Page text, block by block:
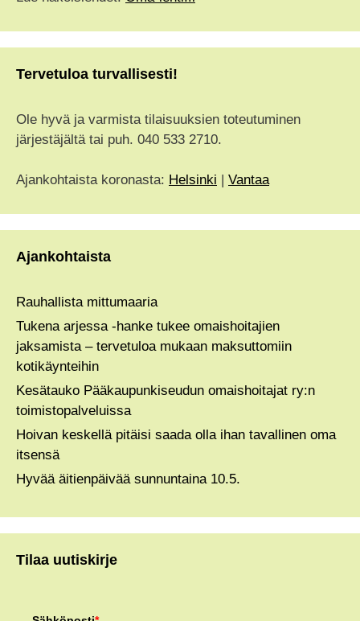
Tervetuloa turvallisesti!
Ole hyvä ja varmista tilaisuuksien toteutuminen
järjestäjältä tai puh. 040 533 2710.
Ajankohtaista koronasta: Helsinki Vantaa
Ajankohtaista
Rauhallista mittumaaria
Tukena arjessa -hanke tukee omaishoitajien
jaksamista – tervetuloa mukaan maksuttomiin
kotikäynteihin
Kesätauko Pääkaupunkiseudun omaishoitajat ry:n
toimistopalveluissa
Hoivan keskellä pitäisi saada olla ihan tavallinen oma
itsensä
Hyvää äitienpäivää sunnuntaina 10.5.
Tilaa uutiskirje